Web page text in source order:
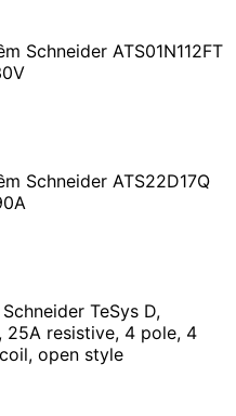
Schneider ATS01N112FT
Schneider ATS22D17Q
TeSys D,
25A resistive, 4 pole, 4
open style